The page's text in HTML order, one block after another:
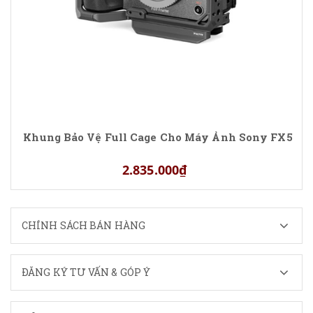
Khung Bảo Vệ Full Cage Cho Máy Ảnh Sony FX5
2.835.000₫
CHÍNH SÁCH BÁN HÀNG
ĐĂNG KÝ TƯ VẤN & GÓP Ý